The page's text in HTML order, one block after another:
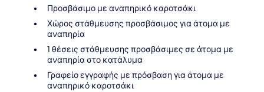
Προσβάσιμο με αναπηρικό καροτσάκι
Χώρος στάθμευσης προσβάσιμος για άτομα με
αναπηρία
1 θέσεις στάθμευσης προσβάσιμες σε άτομα με
αναπηρία στο κατάλυμα
Γραφείο εγγραφής με πρόσβαση για άτομα με
αναπηρικό καροτσάκι